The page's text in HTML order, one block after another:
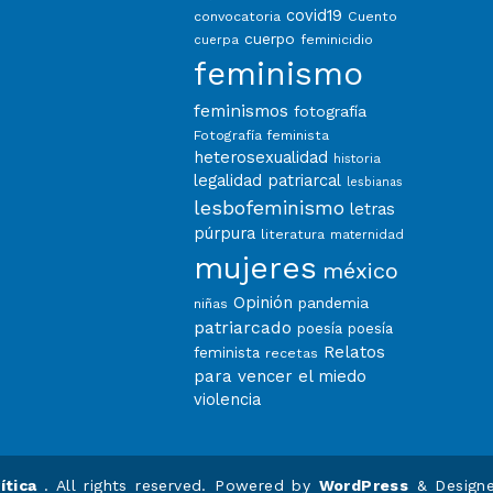
convocatoria covid19 Cuento
cuerpa cuerpo feminicidio
feminismo
feminismos fotografía
Fotografía feminista
heterosexualidad historia
legalidad patriarcal lesbianas
lesbofeminismo letras
púrpura literatura maternidad
mujeres méxico
niñas Opinión pandemia
patriarcado poesía poesía
feminista recetas Relatos
para vencer el miedo
violencia
. All rights reserved. Powered by WordPress &